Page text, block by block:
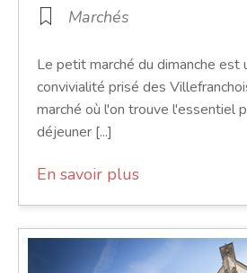
Marchés
Le petit marché du dimanche est
convivialité prisé des
marché où l'on trouve l'essentiel
déjeuner [...]
En savoir plus